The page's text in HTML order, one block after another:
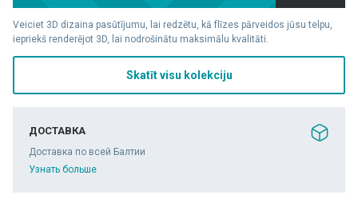
Veiciet 3D dizaina pasūtījumu, lai redzētu, kā flīzes pārveidos jūsu telpu,
iepriekš renderējot 3D, lai nodrošinātu maksimālu kvalitāti.
Skatīt visu kolekciju
ДОСТАВКА
Доставка по всей Балтии
Узнать больше